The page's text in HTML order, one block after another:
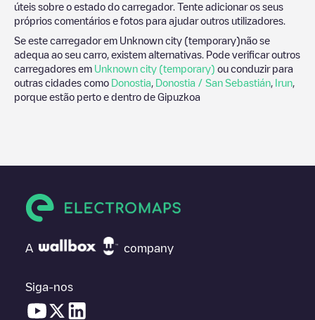
úteis sobre o estado do carregador. Tente adicionar os seus
próprios comentários e fotos para ajudar outros utilizadores.
Se este carregador em Unknown city (temporary)não se
adequa ao seu carro, existem alternativas. Pode verificar outros
carregadores em Unknown city (temporary) ou conduzir para
outras cidades como Donostia Donostia / San Sebastián Irun
porque estão perto e dentro de Gipuzkoa
A company
Siga-nos